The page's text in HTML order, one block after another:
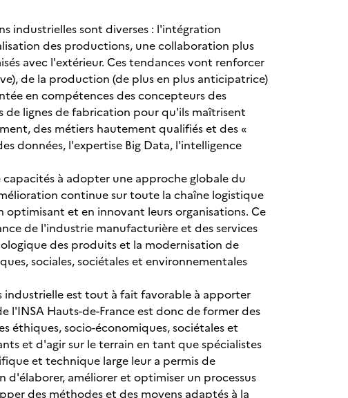
industrielles sont diverses : l'intégration
des productions, une collaboration plus
avec l'extérieur. Ces tendances vont renforcer
de la production (de plus en plus anticipatrice)
en compétences des concepteurs des
lignes de fabrication pour qu'ils maîtrisent
des métiers hautement qualifiés et des «
données, l'expertise Big Data, l'intelligence
à adopter une approche globale du
continue sur toute la chaîne logistique
et en innovant leurs organisations. Ce
de l'industrie manufacturière et des services
des produits et la modernisation de
sociales, sociétales et environnementales
industrielle est tout à fait favorable à apporter
l'INSA Hauts-de-France est donc de former des
éthiques, socio-économiques, sociétales et
et d'agir sur le terrain en tant que spécialistes
et technique large leur a permis de
améliorer et optimiser un processus
des méthodes et des moyens adaptés à la